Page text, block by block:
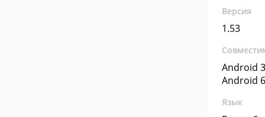
Версия
1.53
Android
Android
Язык